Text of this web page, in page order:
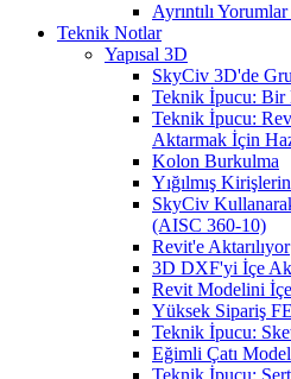
Ayrıntılı
Teknik Notlar
Yapısal 3D
SkyCiv 3D'de
Teknik İpucu: Bir
Teknik İpucu:
Aktarmak İçin
Kolon Burkulma
Yığılmış
SkyCiv
(AISC 360-10)
Revit'e Aktarılıyor
3D DXF'yi İçe
Revit Modelini
Yüksek Sipariş
Teknik İpucu:
Eğimli Çatı